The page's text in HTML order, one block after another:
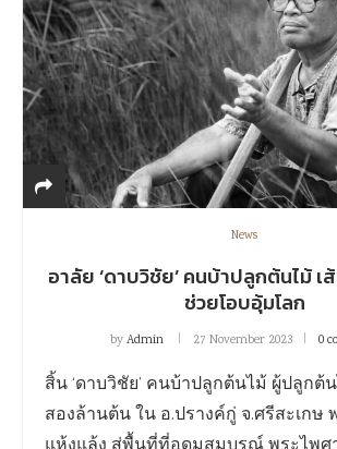
News
อาลัย ‘ดาบวิชัย’ คนบ้าปลูกต้นไม้ เ
ช่วยโอบอุ้มโลก
byAdmin 27 November 2023 0
สิ้น ‘ดาบวิชัย’ คนบ้าปลูกต้นไม้ ผู้ปลูกต้
สองล้านต้น ใน อ.ปรางค์กู่ จ.ศรีสะเกษ